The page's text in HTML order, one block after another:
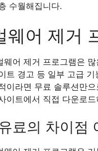
수월해집니다.
웨어 제거
웨어 제거 프로그램은
트 경고 등 일부 고급
이라면 무료 솔루션만
이트에서 직접 다운로
료의 차이점